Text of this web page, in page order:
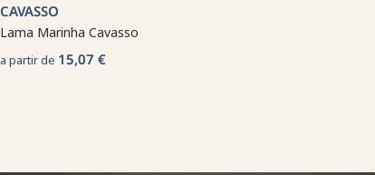
CAVASSO
Lama Marinha Cavasso
a partir de 15,07 €